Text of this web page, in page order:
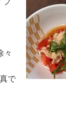
々
で